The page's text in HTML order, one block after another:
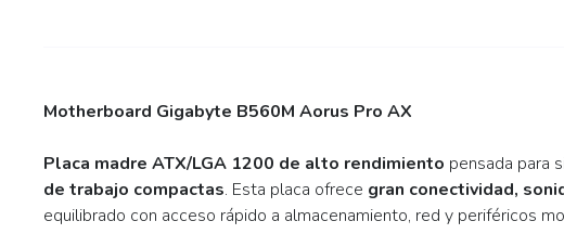
Motherboard Gigabyte B560M Aorus Pro AX
Placa madre ATX/LGA 1200 de alto rendimiento pensada para
de trabajo compactas. Esta placa ofrece gran conectividad,
equilibrado con acceso rápido a almacenamiento, red y periféricos